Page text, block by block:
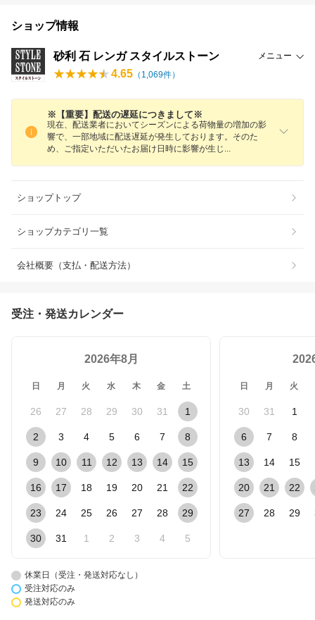
ショップ情報
砂利 石 レンガ スタイルストーン メニュー
4.65 （ 1,069件）
※【重要】配送の遅延につきまして※
現在、配送業者においてシーズンによる荷物量の増加の影
響で、一部地域に配送遅延が発生しております。そのた
め、ご指定いただいたお届け日時に影響が生 じ
ショップトップ
ショップカテゴリ一覧
会社概要（支払・配送方法）
受注・発送カレンダー
2026年8月
日 月 火 水 木 金 土
26 27 28 29 30 31 1
2 3 4 5 6 7 8
9 10 11 12 13 14 15
16 17 18 19 20 21 22
23 24 25 26 27 28 29
30 31 1 2 3 4 5
日 月 火
30 31 1
6 7 8
13 14 15
20 21 22
27 28 29
休業日（受注・発送対応なし）
受注対応のみ
発送対応のみ